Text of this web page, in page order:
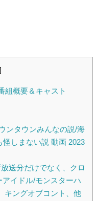
]
組概要＆キャスト
ンタウンみんなの説/海
しまない説 動画 2023
送分だけでなく、クロ
イドル/モンスターハ
キングオブコント、他